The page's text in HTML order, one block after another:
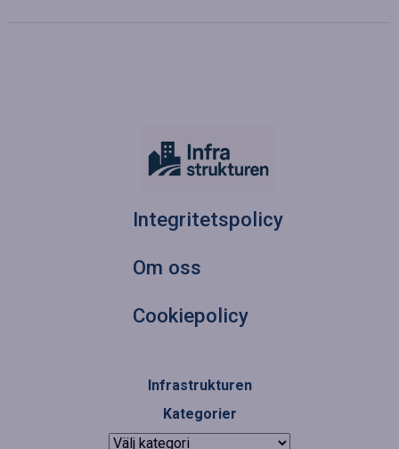
Integritetspolicy
Om oss
Cookiepolicy
Infrastrukturen
Kategorier
Kategorier